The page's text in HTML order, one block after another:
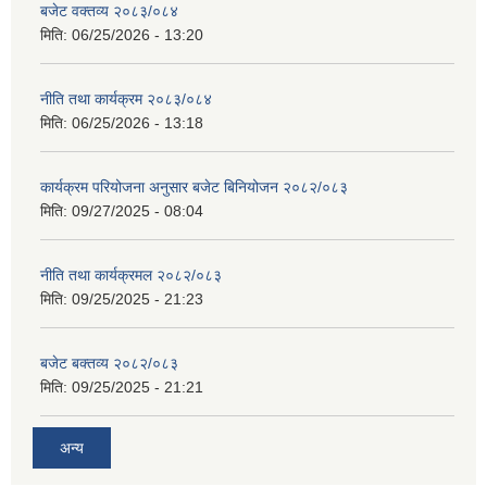
बजेट वक्तव्य २०८३/०८४
मिति: 06/25/2026 - 13:20
नीति तथा कार्यक्रम २०८३/०८४
मिति: 06/25/2026 - 13:18
कार्यक्रम परियोजना अनुसार बजेट बिनियोजन २०८२/०८३
मिति: 09/27/2025 - 08:04
नीति तथा कार्यक्रमल २०८२/०८३
मिति: 09/25/2025 - 21:23
बजेट बक्तव्य २०८२/०८३
मिति: 09/25/2025 - 21:21
अन्य